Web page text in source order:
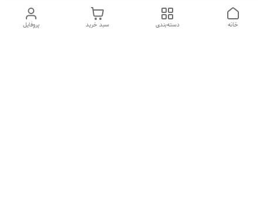
پروفایل سبد خرید دسته‌بندی خانه